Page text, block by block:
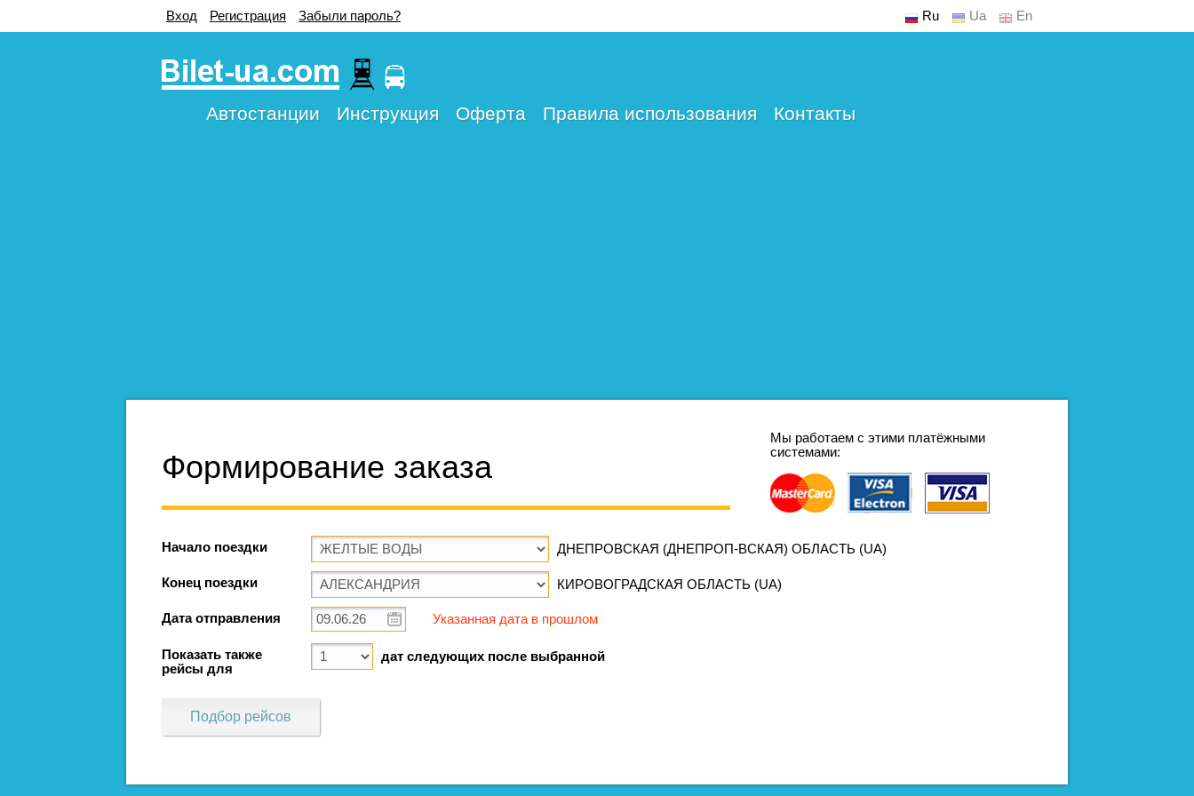
Вход Регистрация Забыли пароль? Ru Ua En
Автостанции Инструкция Оферта Правила использования Контакты
Мы работаем с этими платёжными
системами:
Формирование заказа
Начало поездки ДНЕПРОВСКАЯ (ДНЕПРОП-ВСКАЯ) ОБЛАСТЬ (UA)
Конец поездки КИРОВОГРАДСКАЯ ОБЛАСТЬ (UA)
Дата отправления Указанная дата в прошлом
Показать также
рейсы для
дат следующих после выбранной
Подбор рейсов